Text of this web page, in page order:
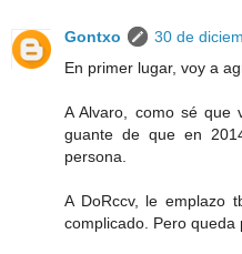
Gontxo
30 de
En primer lugar, voy a
A Alvaro, como sé que
guante de que en
persona.
A DoRccv, le emplazo
complicado. Pero queda